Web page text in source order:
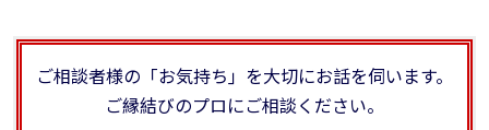
ご相談者様の「お気持ち」を大切にお話を伺います。
ご縁結びのプロにご相談ください。